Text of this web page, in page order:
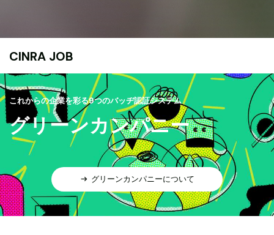
CINRA JOB
これからの企業を彩る9つのバッヂ認証システム
グリーンカンパニー
グリーンカンパニーについて